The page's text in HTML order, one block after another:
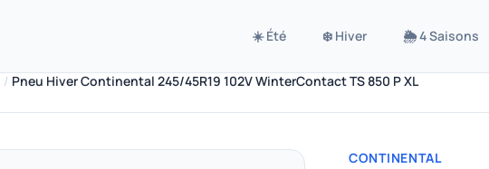
☀️ Été ❄️ Hiver 🌦️ 4 Saisons
/ Pneu Hiver Continental 245/45R19 102V WinterContact TS 850 P XL
CONTINENTAL